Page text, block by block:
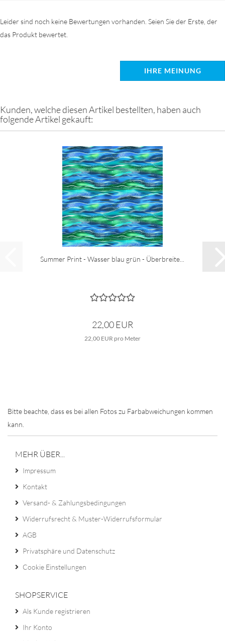
Leider sind noch keine Bewertungen vorhanden. Seien Sie der Erste, der
das Produkt bewertet.
IHRE MEINUNG
Kunden, welche diesen Artikel bestellten, haben auch
folgende Artikel gekauft:
Summer Print - Wasser blau grün - Überbreite...
22,00 EUR
22,00 EUR pro Meter
Bitte beachte, dass es bei allen Fotos zu Farbabweichungen kommen
kann.
MEHR ÜBER...
Impressum
Kontakt
Versand- & Zahlungsbedingungen
Widerrufsrecht & Muster-Widerrufsformular
AGB
Privatsphäre und Datenschutz
Cookie Einstellungen
SHOPSERVICE
Als Kunde registrieren
Ihr Konto